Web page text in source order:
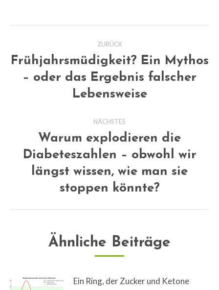
Kommentarnavigation
ZURÜCK
Vorheriger
Beitrag:
Frühjahrsmüdigkeit? Ein Mythos
– oder das Ergebnis falscher
Lebensweise
NÄCHSTES
Beitrag:
Warum explodieren die
Diabeteszahlen – obwohl wir
längst wissen, wie man sie
stoppen könnte?
Ähnliche Beiträge
Ein Ring, der Zucker und Ketone